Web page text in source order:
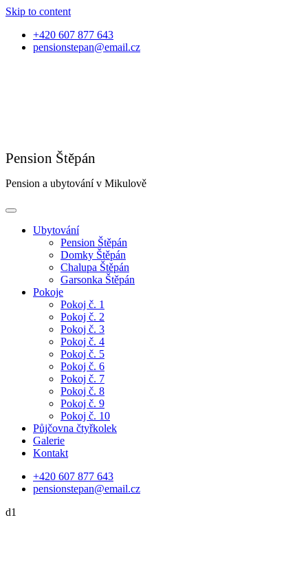
Skip to content
+420 607 877 643
pensionstepan@email.cz
Pension a ubytování v Mikulově
Ubytování
Pension Štěpán
Domky Štěpán
Chalupa Štěpán
Garsonka Štěpán
Pokoje
Pokoj č. 1
Pokoj č. 2
Pokoj č. 3
Pokoj č. 4
Pokoj č. 5
Pokoj č. 6
Pokoj č. 7
Pokoj č. 8
Pokoj č. 9
Pokoj č. 10
Půjčovna čtyřkolek
Galerie
Kontakt
+420 607 877 643
pensionstepan@email.cz
d1